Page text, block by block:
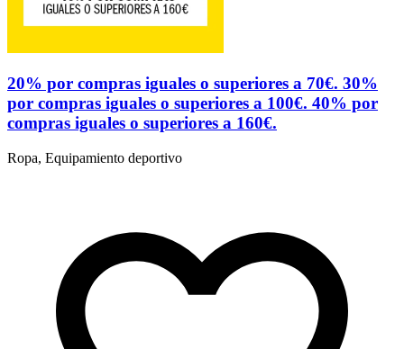
20% por compras iguales o superiores a 70€. 30%
por compras iguales o superiores a 100€. 40% por
compras iguales o superiores a 160€.
Ropa, Equipamiento deportivo